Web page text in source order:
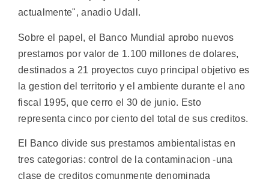
actualmente", anadio Udall.
Sobre el papel, el Banco Mundial aprobo nuevos
prestamos por valor de 1.100 millones de dolares,
destinados a 21 proyectos cuyo principal objetivo es
la gestion del territorio y el ambiente durante el ano
fiscal 1995, que cerro el 30 de junio. Esto
representa cinco por ciento del total de sus creditos.
El Banco divide sus prestamos ambientalistas en
tres categorias: control de la contaminacion -una
clase de creditos comunmente denominada